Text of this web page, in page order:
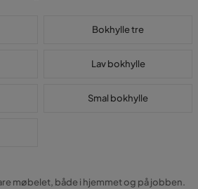
Bokhylle tre
Lav bokhylle
Smal bokhylle
møbelet, både i hjemmet og på jobben.